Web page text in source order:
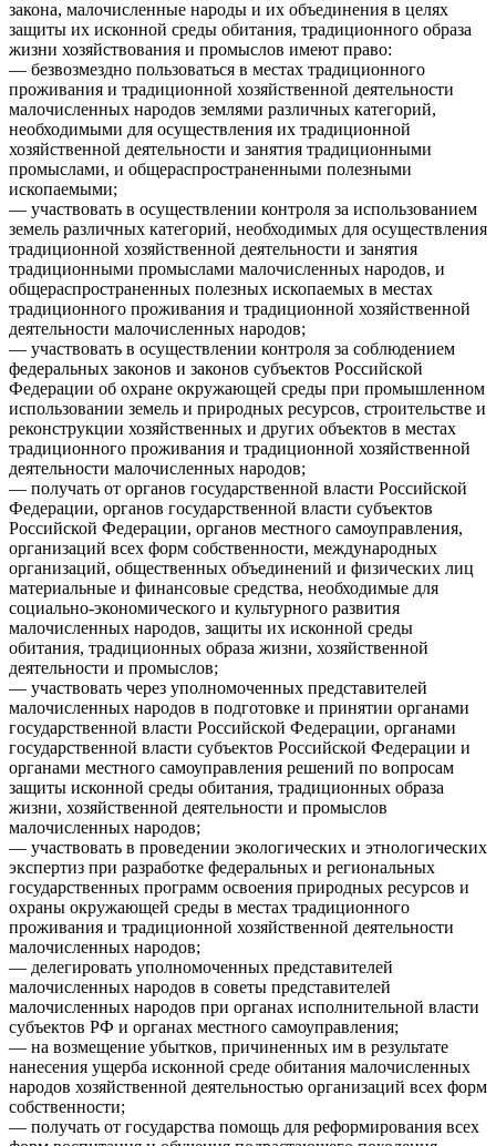
закона, малочисленные народы и их объединения в целях
защиты их исконной среды обитания, традиционного образа
жизни хозяйствования и промыслов имеют право:
— безвозмездно пользоваться в местах традиционного
проживания и традиционной хозяйственной деятельности
малочисленных народов землями различных категорий,
необходимыми для осуществления их традиционной
хозяйственной деятельности и занятия традиционными
промыслами, и общераспространенными полезными
ископаемыми;
— участвовать в осуществлении контроля за использованием
земель различных категорий, необходимых для осуществления
традиционной хозяйственной деятельности и занятия
традиционными промыслами малочисленных народов, и
общераспространенных полезных ископаемых в местах
традиционного проживания и традиционной хозяйственной
деятельности малочисленных народов;
— участвовать в осуществлении контроля за соблюдением
федеральных законов и законов субъектов Российской
Федерации об охране окружающей среды при промышленном
использовании земель и природных ресурсов, строительстве и
реконструкции хозяйственных и других объектов в местах
традиционного проживания и традиционной хозяйственной
деятельности малочисленных народов;
— получать от органов государственной власти Российской
Федерации, органов государственной власти субъектов
Российской Федерации, органов местного самоуправления,
организаций всех форм собственности, международных
организаций, общественных объединений и физических лиц
материальные и финансовые средства, необходимые для
социально-экономического и культурного развития
малочисленных народов, защиты их исконной среды
обитания, традиционных образа жизни, хозяйственной
деятельности и промыслов;
— участвовать через уполномоченных представителей
малочисленных народов в подготовке и принятии органами
государственной власти Российской Федерации, органами
государственной власти субъектов Российской Федерации и
органами местного самоуправления решений по вопросам
защиты исконной среды обитания, традиционных образа
жизни, хозяйственной деятельности и промыслов
малочисленных народов;
— участвовать в проведении экологических и этнологических
экспертиз при разработке федеральных и региональных
государственных программ освоения природных ресурсов и
охраны окружающей среды в местах традиционного
проживания и традиционной хозяйственной деятельности
малочисленных народов;
— делегировать уполномоченных представителей
малочисленных народов в советы представителей
малочисленных народов при органах исполнительной власти
субъектов РФ и органах местного самоуправления;
— на возмещение убытков, причиненных им в результате
нанесения ущерба исконной среде обитания малочисленных
народов хозяйственной деятельностью организаций всех форм
собственности;
— получать от государства помощь для реформирования всех